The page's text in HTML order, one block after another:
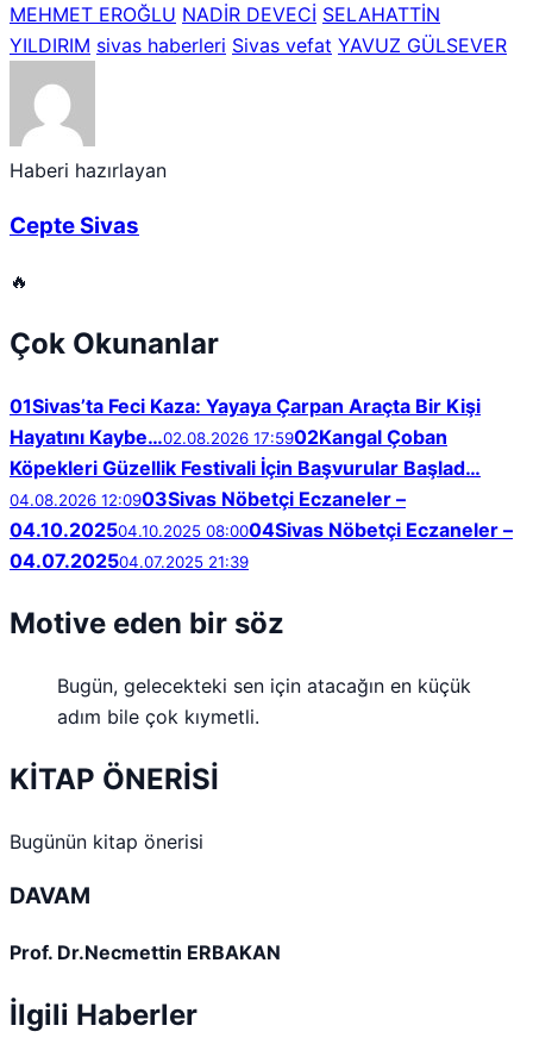
MEHMET EROĞLU NADİR DEVECİ SELAHATTİN
YILDIRIM sivas haberleri Sivas vefat YAVUZ GÜLSEVER
Haberi hazırlayan
Cepte Sivas
🔥
Çok Okunanlar
01Sivas’ta Feci Kaza: Yayaya Çarpan Araçta Bir Kişi
Hayatını Kaybe…02.08.2026 17:5902Kangal Çoban
Köpekleri Güzellik Festivali İçin Başvurular Başlad…
04.08.2026 12:0903Sivas Nöbetçi Eczaneler –
04.10.202504.10.2025 08:0004Sivas Nöbetçi Eczaneler –
04.07.202504.07.2025 21:39
Motive eden bir söz
Bugün, gelecekteki sen için atacağın en küçük
adım bile çok kıymetli.
KİTAP ÖNERİSİ
Bugünün kitap önerisi
DAVAM
Prof. Dr.Necmettin ERBAKAN
İlgili Haberler